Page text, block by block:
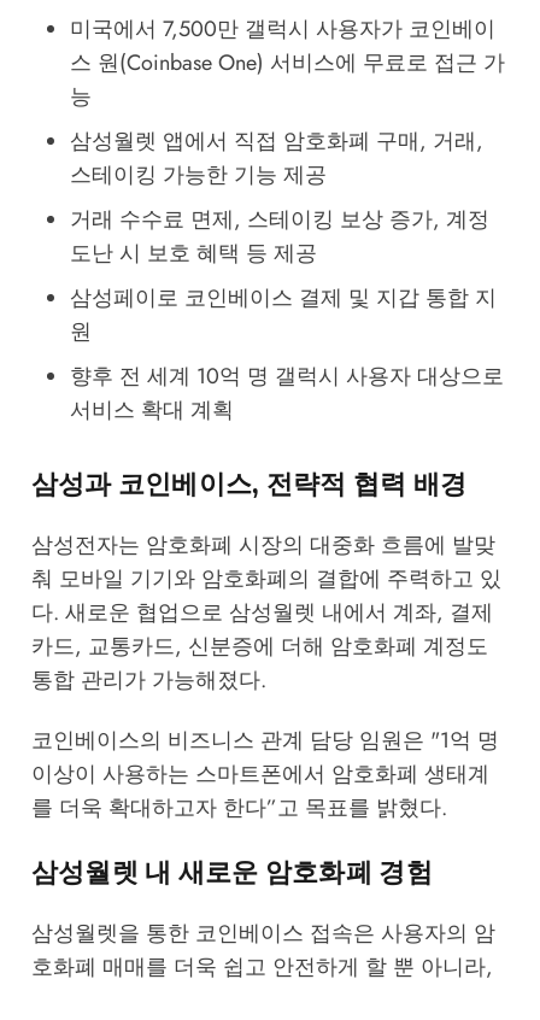
미국에서 7,500만 갤럭시 사용자가 코인베이
스 원(Coinbase One) 서비스에 무료로 접근 가
능
삼성월렛 앱에서 직접 암호화폐 구매, 거래,
스테이킹 가능한 기능 제공
거래 수수료 면제, 스테이킹 보상 증가, 계정
도난 시 보호 혜택 등 제공
삼성페이로 코인베이스 결제 및 지갑 통합 지
원
향후 전 세계 10억 명 갤럭시 사용자 대상으로
서비스 확대 계획
삼성과 코인베이스, 전략적 협력 배경
삼성전자는 암호화폐 시장의 대중화 흐름에 발맞
춰 모바일 기기와 암호화폐의 결합에 주력하고 있
다. 새로운 협업으로 삼성월렛 내에서 계좌, 결제
카드, 교통카드, 신분증에 더해 암호화폐 계정도
통합 관리가 가능해졌다.
코인베이스의 비즈니스 관계 담당 임원은 "1억 명
이상이 사용하는 스마트폰에서 암호화폐 생태계
를 더욱 확대하고자 한다”고 목표를 밝혔다.
삼성월렛 내 새로운 암호화폐 경험
삼성월렛을 통한 코인베이스 접속은 사용자의 암
호화폐 매매를 더욱 쉽고 안전하게 할 뿐 아니라,